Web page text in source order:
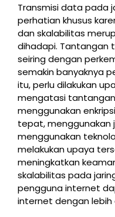
Transmisi data pada
perhatian khusus
dan skalabilitas
dihadapi. Tantangan
seiring dengan
semakin banyaknya
itu, perlu dilakukan
mengatasi
menggunakan
tepat, menggunakan
menggunakan
melakukan upaya
meningkatkan
skalabilitas pada
pengguna internet
internet dengan lebih